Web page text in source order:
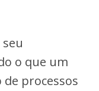
o que um
processos